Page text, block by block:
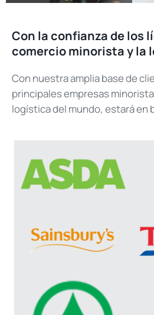
Con la confianza de los
comercio minorista y la
Con nuestra amplia base de
principales empresas
logística del mundo, estará en